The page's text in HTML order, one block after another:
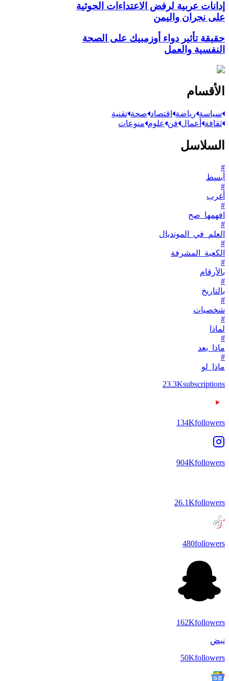
إدانات عربية لرفض الاعتداءات الحوثية
على نجران واليمن
حقيقة تأثير دواء أوزمبيك على الصحة
النفسية والعمل
الأقسام
سياسة رياضة اقتصاد صحة تقنية
ثقافة أعمال فن علوم منوعات
السلاسل
#
أبسط
#
أغرب
#
افهمها_صح
#
العلم_في_المونديال
#
الكعبة_المشرفة
#
بالأرقام
#
بالتاريخ
#
شخصيات
#
لماذا
#
ماذا_بعد
#
ماذا_لو
23.3Ksubscriptions
134Kfollowers
904Kfollowers
26.1Kfollowers
480followers
162Kfollowers
نبض
50Kfollowers